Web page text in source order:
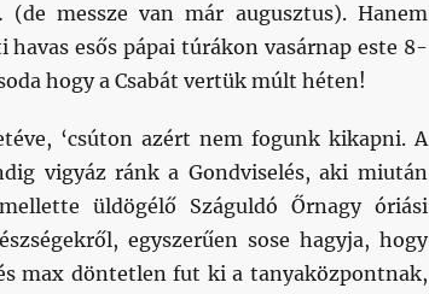
(de messze van már augusztus). Hanem
esős pápai túrákon vasárnap este 8-
hogy a Csabát vertük múlt héten!
‘csúton azért nem fogunk kikapni. A
vigyáz ránk a Gondviselés, aki miután
üldögélő Száguldó Őrnagy óriási
egyszerűen sose hagyja, hogy
max döntetlen fut ki a tanyaközpontnak,